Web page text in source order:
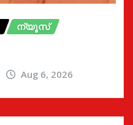
ന്യൂസ്
Aug 6, 2026